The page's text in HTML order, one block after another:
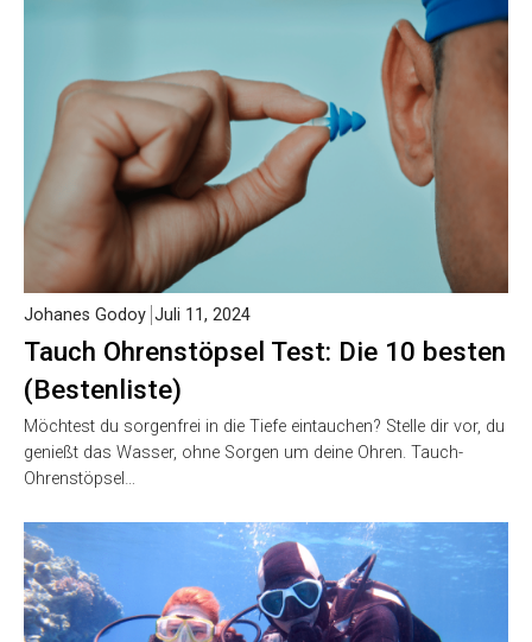
Tauch Ohrenstöpsel Test: Die 10 besten
(Bestenliste)
Johanes Godoy Juli 11, 2024
Möchtest du sorgenfrei in die Tiefe eintauchen? Stelle dir vor, du
genießt das Wasser, ohne Sorgen um deine Ohren. Tauch-
Ohrenstöpsel…